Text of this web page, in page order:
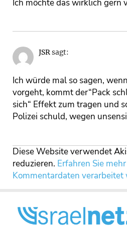
Ich möchte das wirklich gern
JSRsagt:
Ich würde mal so sagen,
vorgeht, kommt der“Pack
sich“ Effekt zum tragen und
Polizei schuld, wegen
Diese Website verwendet
reduzieren. Erfahren Sie
Kommentardaten verarbeitet